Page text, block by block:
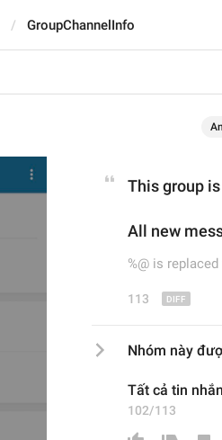
GroupChannelInfo
This group
All new
%@ is
113
Nhóm này
Tất cả tin
102/113